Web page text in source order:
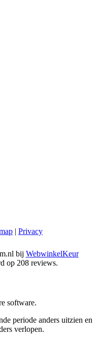
| Privacy
bij WebwinkelKeur
op 208 reviews.
software.
periode anders uitzien en
verlopen.